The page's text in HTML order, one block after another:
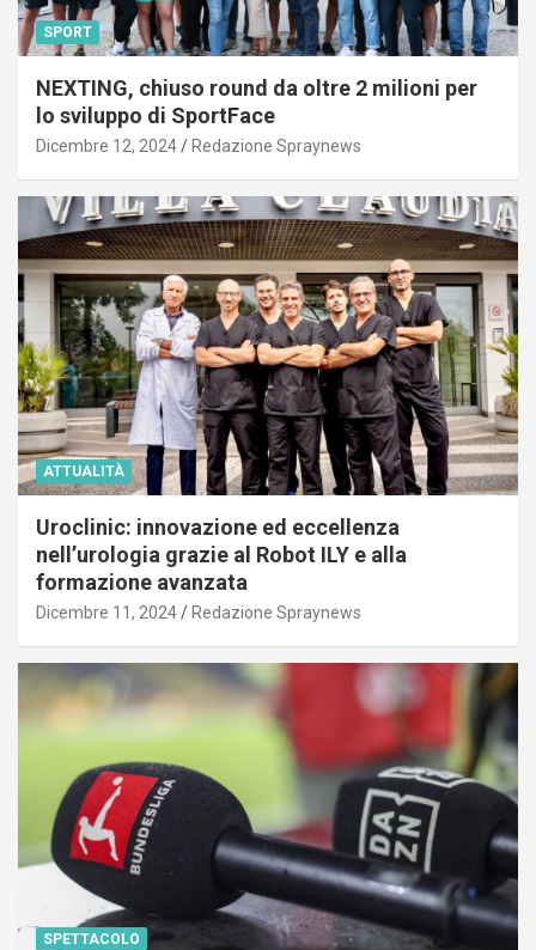
SPORT
NEXTING, chiuso round da oltre 2 milioni per
lo sviluppo di SportFace
Dicembre 12, 2024 Redazione Spraynews
ATTUALITÀ
Uroclinic: innovazione ed eccellenza
nell’urologia grazie al Robot ILY e alla
formazione avanzata
Dicembre 11, 2024 Redazione Spraynews
SPETTACOLO